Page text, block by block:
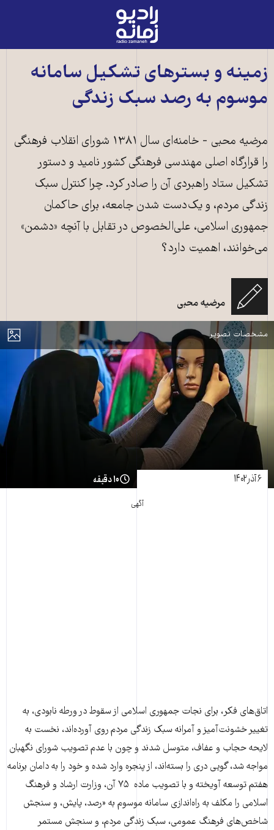
رادیو
زمانه
به
صفحه
اصلی
زمینه و بسترهای تشکیل سامانه
موسوم به رصد سبک زندگی
مرضیه محبی - خامنه‌ای سال ۱۳۸۱ شورای انقلاب فرهنگی
را قرارگاه اصلی مهندسی فرهنگی کشور نامید و دستور
تشکیل ستاد راهبردی آن را صادر کرد. چرا کنترل سبک
زندگی مردم، و یک‌دست شدن جامعه، برای حاکمان
جمهوری اسلامی، علی‌الخصوص در تقابل با آنچه «دشمن»
می‌خوانند، اهمیت دارد؟
مرضیه محبی
نمایش
مشخصات تصویر
یک زن محجبه در حال «درست‌کردن» مقنعه بر سر یک مانکن - عکس از ناصر
جعفری/باشگاه خبرنگاران پویا
۶ آذر ۱۴۰۲ ۱۰ دقیقه
آگهی
اتاق‌های فکر، برای نجات جمهوری اسلامی از سقوط در ورطه نابودی، به
تغییر خشونت‌آمیز و آمرانه سبک زندگی مردم روی آورده‌اند، نخست به
لایحه حجاب و عفاف، متوسل شدند و چون با عدم تصویب شورای نگهبان
مواجه شد، گویی دری را بسته‌اند، از پنجره وارد شده و خود را به دامان برنامه
هفتم توسعه آویخته و با تصویب ماده ۷۵ آن، وزارت ارشاد و فرهنگ
اسلامی را مکلف به راه‌اندازی سامانه موسوم به «رصد، پایش، و سنجش
شاخص‌های فرهنگ عمومی، سبک زندگی مردم، و سنجش مستمر